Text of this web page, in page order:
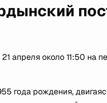
апреля около 11:50 на
года рождения,